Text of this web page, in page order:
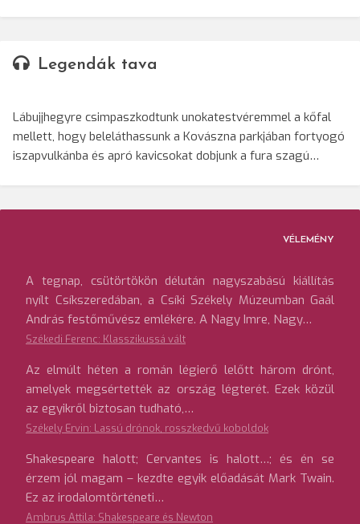
Legendák tava
Lábujjhegyre csimpaszkodtunk unokatestvéremmel a kőfal
mellett, hogy beleláthassunk a Kovászna parkjában fortyogó
iszapvulkánba és apró kavicsokat dobjunk a fura szagú…
VÉLEMÉNY
A tegnap, csütörtökön délután nagyszabású kiállítás
nyílt Csíkszeredában, a Csíki Székely Múzeumban Gaál
András festőművész emlékére. A Nagy Imre, Nagy…
Székedi Ferenc: Klasszikussá vált
Az elmúlt héten a román légierő lelőtt három drónt,
amelyek megsértették az ország légterét. Ezek közül
az egyikről biztosan tudható,…
Székely Ervin: Lassú drónok, rosszkedvű koboldok
Shakespeare halott; Cervantes is halott…; és én se
érzem jól magam – kezdte egyik előadását Mark Twain.
Ez az irodalomtörténeti…
Ambrus Attila: Shakespeare és Newton